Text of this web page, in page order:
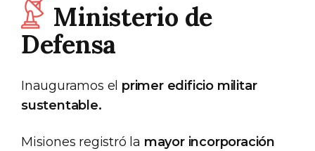
Ministerio de
Defensa
Inauguramos el primer edificio militar
sustentable.
Misiones registró la mayor incorporación